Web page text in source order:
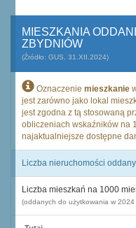
MIESZKANIA
ZBYDNIÓW
(Źródło: GUS, 31.XII.2024)
Oznaczenie mieszkanie
jest zarówno jako lokal
jest zgodna z tą stosowaną
obliczeniach wskaźników na
najaktualniejsze dostępne
Liczba nieruchomości
Liczba mieszkań na 1000
(oddanych do użytkowania w 2024